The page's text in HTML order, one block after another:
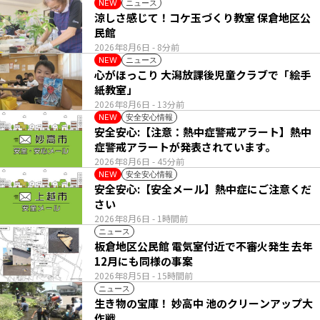
NEW ニュース
2026年8月6日 - 8分前
涼しさ感じて！コケ玉づくり教室 保倉地区公
民館
NEW ニュース
2026年8月6日 - 13分前
心がほっこり 大潟放課後児童クラブで「絵手
紙教室」
NEW 安全安心情報
2026年8月6日 - 45分前
安全安心:【注意：熱中症警戒アラート】熱中
症警戒アラートが発表されています。
NEW 安全安心情報
2026年8月6日 - 1時間前
安全安心:【安全メール】熱中症にご注意くだ
さい
ニュース
2026年8月5日 - 15時間前
板倉地区公民館 電気室付近で不審火発生 去年
12月にも同様の事案
ニュース
生き物の宝庫！ 妙高中 池のクリーンアップ大